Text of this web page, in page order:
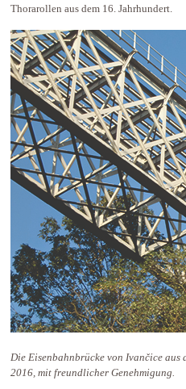
Thorarollen aus dem 16. Jahrhundert.
Die Eisenbahnbrücke von Ivančice aus
2016, mit freundlicher Genehmigung.